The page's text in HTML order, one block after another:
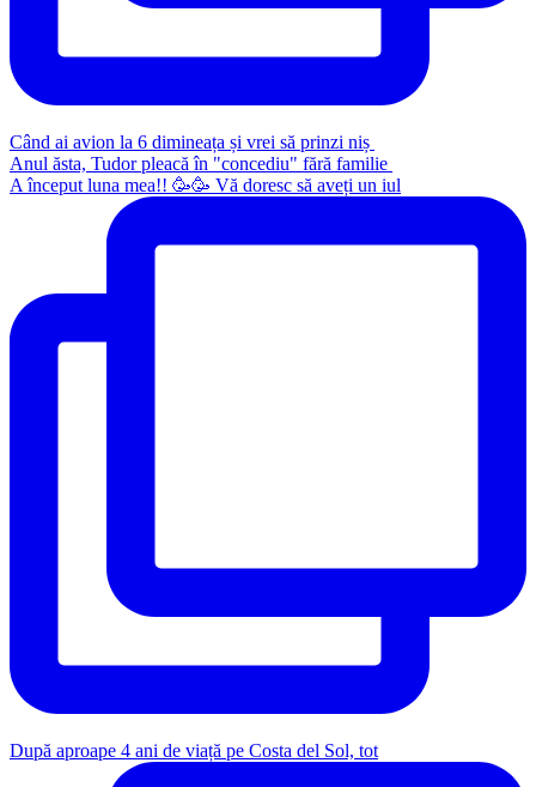
Când ai avion la 6 dimineața și vrei să prinzi niș
Anul ăsta, Tudor pleacă în "concediu" fără familie
A început luna mea!! 🥳🥳 Vă doresc să aveți un iul
După aproape 4 ani de viață pe Costa del Sol, tot